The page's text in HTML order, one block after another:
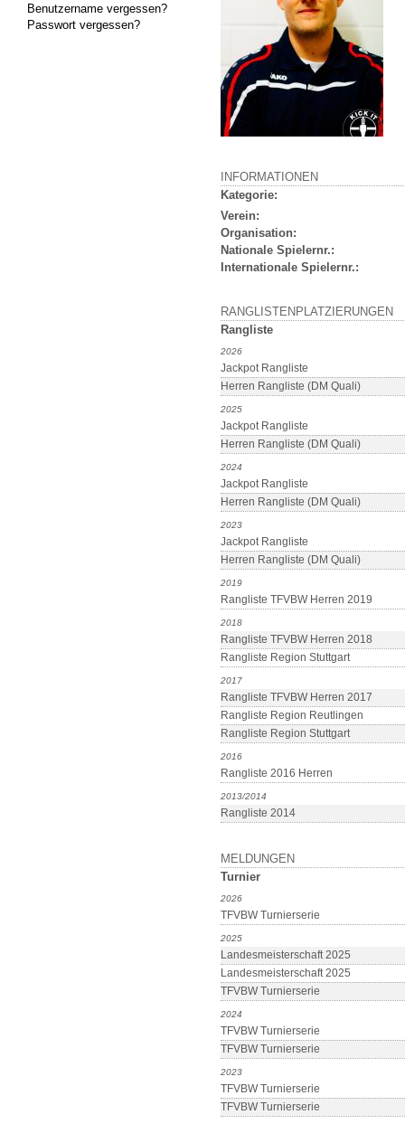
Benutzername vergessen?
Passwort vergessen?
INFORMATIONEN
Kategorie:
Verein:
Organisation:
Nationale Spielernr.:
Internationale Spielernr.:
RANGLISTENPLATZIERUNGEN
Rangliste
2026
Jackpot Rangliste
Herren Rangliste (DM Quali)
2025
Jackpot Rangliste
Herren Rangliste (DM Quali)
2024
Jackpot Rangliste
Herren Rangliste (DM Quali)
2023
Jackpot Rangliste
Herren Rangliste (DM Quali)
2019
Rangliste TFVBW Herren 2019
2018
Rangliste TFVBW Herren 2018
Rangliste Region Stuttgart
2017
Rangliste TFVBW Herren 2017
Rangliste Region Reutlingen
Rangliste Region Stuttgart
2016
Rangliste 2016 Herren
2013/2014
Rangliste 2014
MELDUNGEN
Turnier
2026
TFVBW Turnierserie
2025
Landesmeisterschaft 2025
Landesmeisterschaft 2025
TFVBW Turnierserie
2024
TFVBW Turnierserie
TFVBW Turnierserie
2023
TFVBW Turnierserie
TFVBW Turnierserie